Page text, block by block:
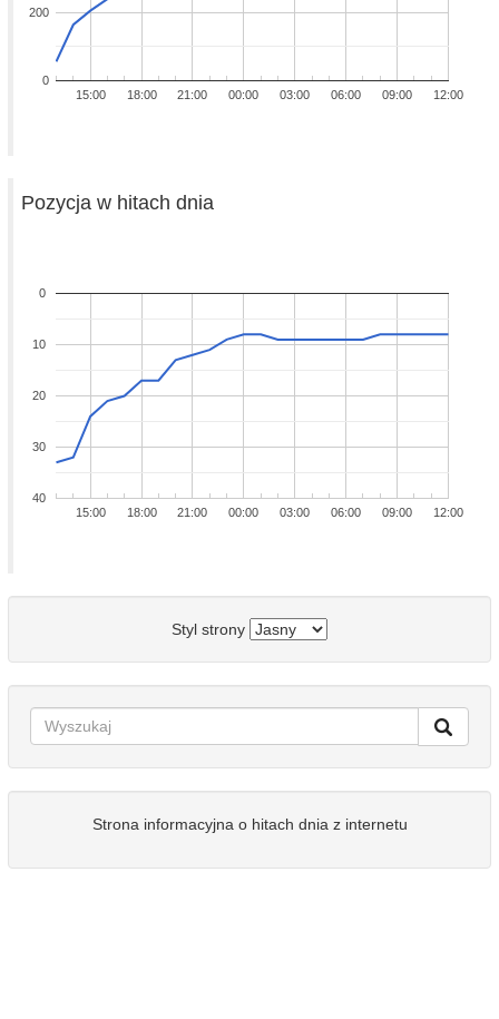
15:00 18:00 21:00 00:00 03:00 06:00 09:00 12:00
0
200
Pozycja w hitach dnia
15:00 18:00 21:00 00:00 03:00 06:00 09:00 12:00
0
10
20
30
40
Styl strony
Strona informacyjna o hitach dnia z internetu